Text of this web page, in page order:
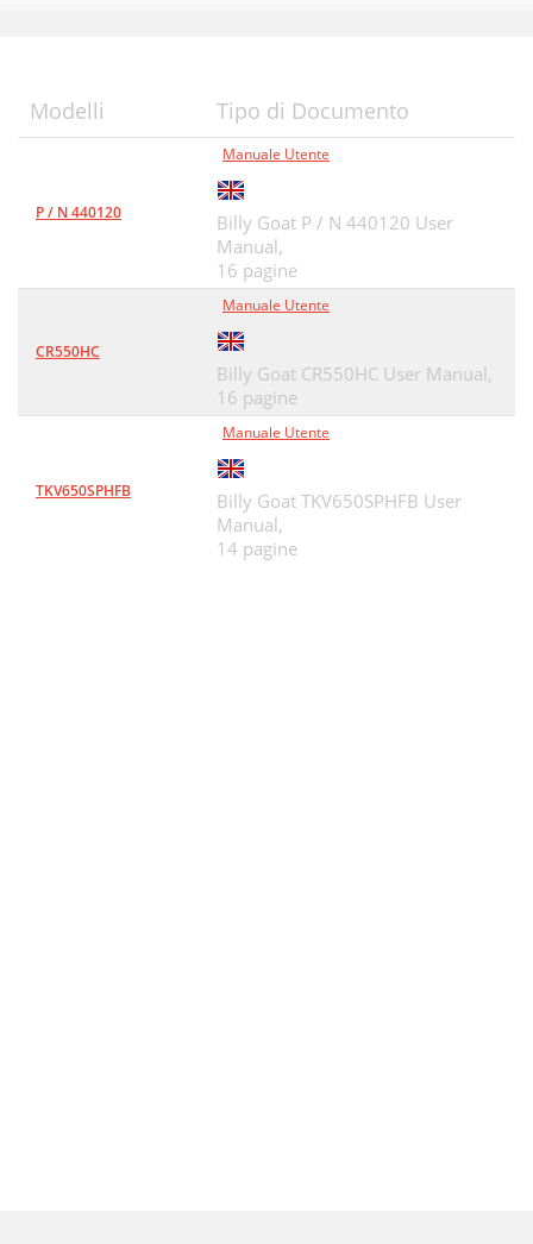
Modelli Tipo di Documento
P / N 440120
Manuale Utente
Billy Goat P / N 440120 User
Manual,
16 pagine
CR550HC
Manuale Utente
Billy Goat CR550HC User Manual,
16 pagine
TKV650SPHFB
Manuale Utente
Billy Goat TKV650SPHFB User
Manual,
14 pagine